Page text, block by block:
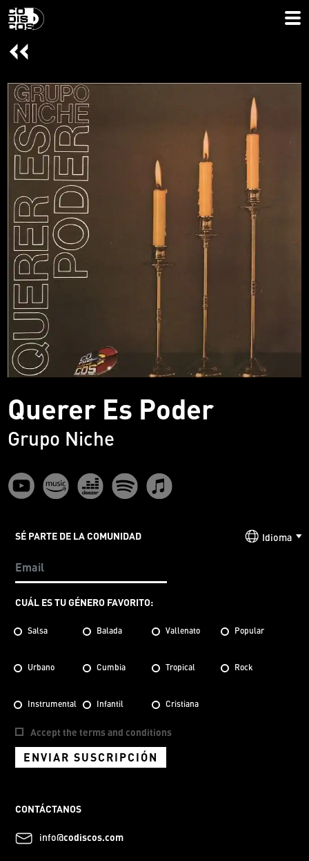
Querer Es Poder
Grupo Niche
SÉ PARTE DE LA COMUNIDAD
CUÁL ES TU GÉNERO FAVORITO:
Salsa Balada Vallenato Popular
Urbano Cumbia Tropical Rock
Instrumental Infantil Cristiana
Accept the terms and conditions
ENVIAR SUSCRIPCIÓN
CONTÁCTANOS
info@codiscos.com
Idioma